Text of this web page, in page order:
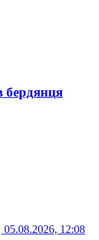
бердянця
05.08.2026, 12:08